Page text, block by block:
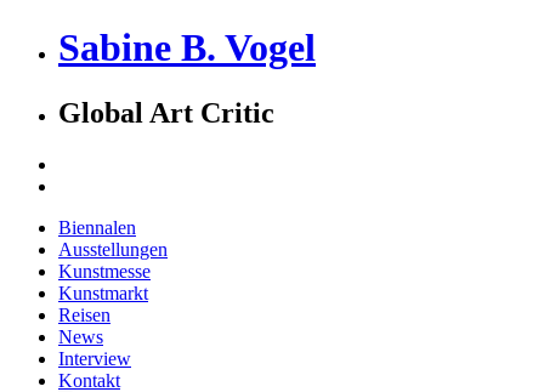
Sabine B. Vogel
Global Art Critic
Biennalen
Ausstellungen
Kunstmesse
Kunstmarkt
Reisen
News
Interview
Kontakt